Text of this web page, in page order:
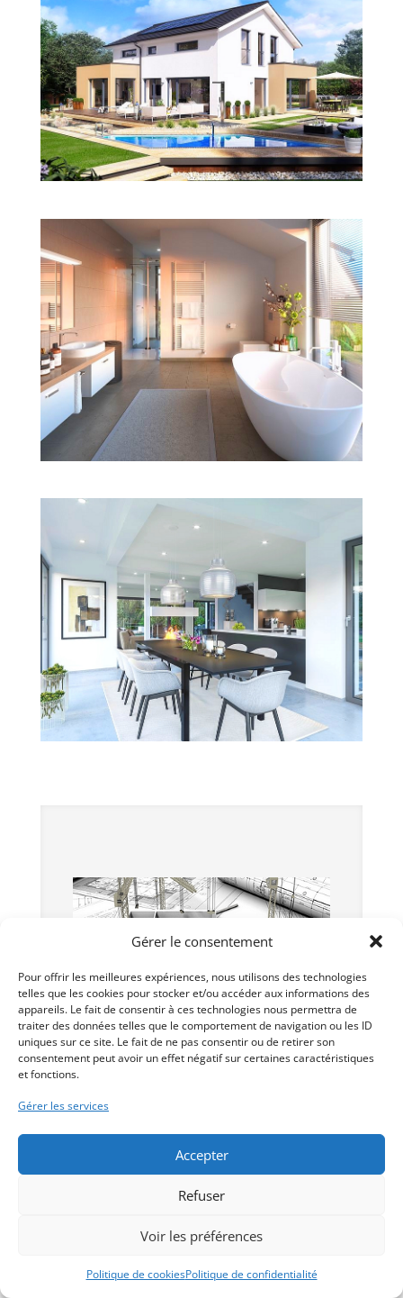
Gérer le consentement
Pour offrir les meilleures expériences, nous utilisons des technologies
telles que les cookies pour stocker et/ou accéder aux informations des
appareils. Le fait de consentir à ces technologies nous permettra de
traiter des données telles que le comportement de navigation ou les ID
uniques sur ce site. Le fait de ne pas consentir ou de retirer son
consentement peut avoir un effet négatif sur certaines caractéristiques
et fonctions.
Gérer les services
Accepter
Refuser
Voir les préférences
Politique de cookiesPolitique de confidentialité
Voir les plans de ce
modèle
Cette villa vous intéresse ?
Contactez-nous